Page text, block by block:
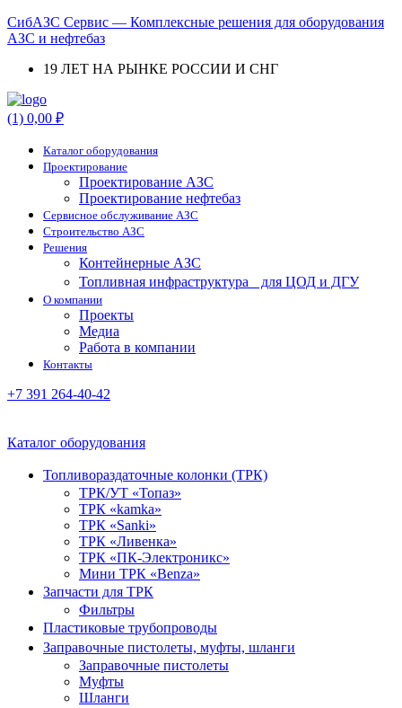
СибАЗС Сервис — Комплексные решения для оборудования
АЗС и нефтебаз
19 ЛЕТ НА РЫНКЕ РОССИИ И СНГ
Menu
(1) 0,00 ₽
Каталог оборудования
Проектирование
Проектирование АЗС
Проектирование нефтебаз
Cервисное обслуживание АЗС
Строительство АЗС
Решения
Контейнерные АЗС
Топливная инфраструктура для ЦОД и ДГУ
О компании
Проекты
Медиа
Работа в компании
Контакты
+7 391 264-40-42
Каталог оборудования
Топливораздаточные колонки (ТРК)
ТРК/УТ «Топаз»
ТРК «kamka»
ТРК «Sanki»
ТРК «Ливенка»
ТРК «ПК-Электроникс»
Мини ТРК «Benza»
Запчасти для ТРК
Фильтры
Пластиковые трубопроводы
Заправочные пистолеты, муфты, шланги
Заправочные пистолеты
Муфты
Шланги